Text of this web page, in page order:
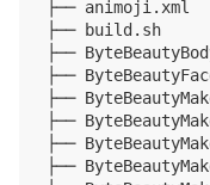
├── animoji.xml
├── build.sh
├──
├──
├──
├──
├──
├──